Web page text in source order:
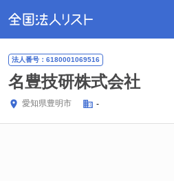
法人番号：6180001069516
名豊技研株式会社
愛知県豊明市 -